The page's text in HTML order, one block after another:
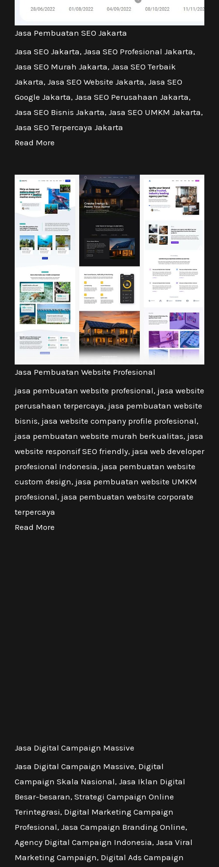
Jasa Pembuatan SEO Jakarta
Jasa SEO Jakarta, Jasa SEO Profesional Jakarta,
Jasa SEO Murah Jakarta, Jasa SEO Terbaik
Jakarta, Jasa SEO Website Jakarta, Jasa SEO
Google Jakarta, Jasa SEO Perusahaan Jakarta,
Jasa SEO Bisnis Jakarta, Jasa SEO UMKM Jakarta,
Jasa SEO Terpercaya Jakarta
Read More
Jasa Pembuatan Website Profesional
jasa pembuatan website profesional, jasa website
perusahaan terpercaya, jasa pembuatan website
bisnis, jasa website company profile profesional,
jasa pembuatan website murah berkualitas, jasa
website responsif SEO friendly, jasa web developer
profesional Indonesia, jasa pembuatan website
custom design, jasa pembuatan website UMKM
profesional, jasa pembuatan website corporate
terpercaya
Read More
Jasa Digital Campaign Massive
Jasa Digital Campaign Massive, Digital
Campaign Skala Nasional, Jasa Iklan Digital
Besar-besaran, Strategi Campaign Online
Terintegrasi, Digital Marketing Campaign
Profesional, Jasa Campaign Branding Online,
Agency Digital Campaign Indonesia, Jasa Viral
Marketing Campaign, Digital Ads Campaign